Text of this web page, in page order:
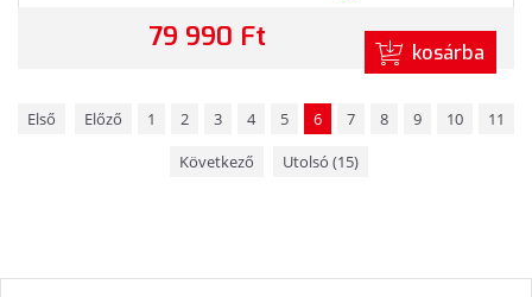
79 990 Ft kosárba
Első Előző 1 2 3 4 5 6 7 8 9 10
11
Következő
Utolsó (15)